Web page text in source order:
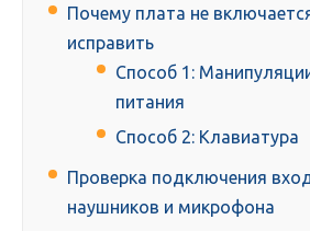
Почему плата не
исправить
Способ 1:
питания
Способ 2: Клавиатура
Проверка подключения
наушников и микрофона